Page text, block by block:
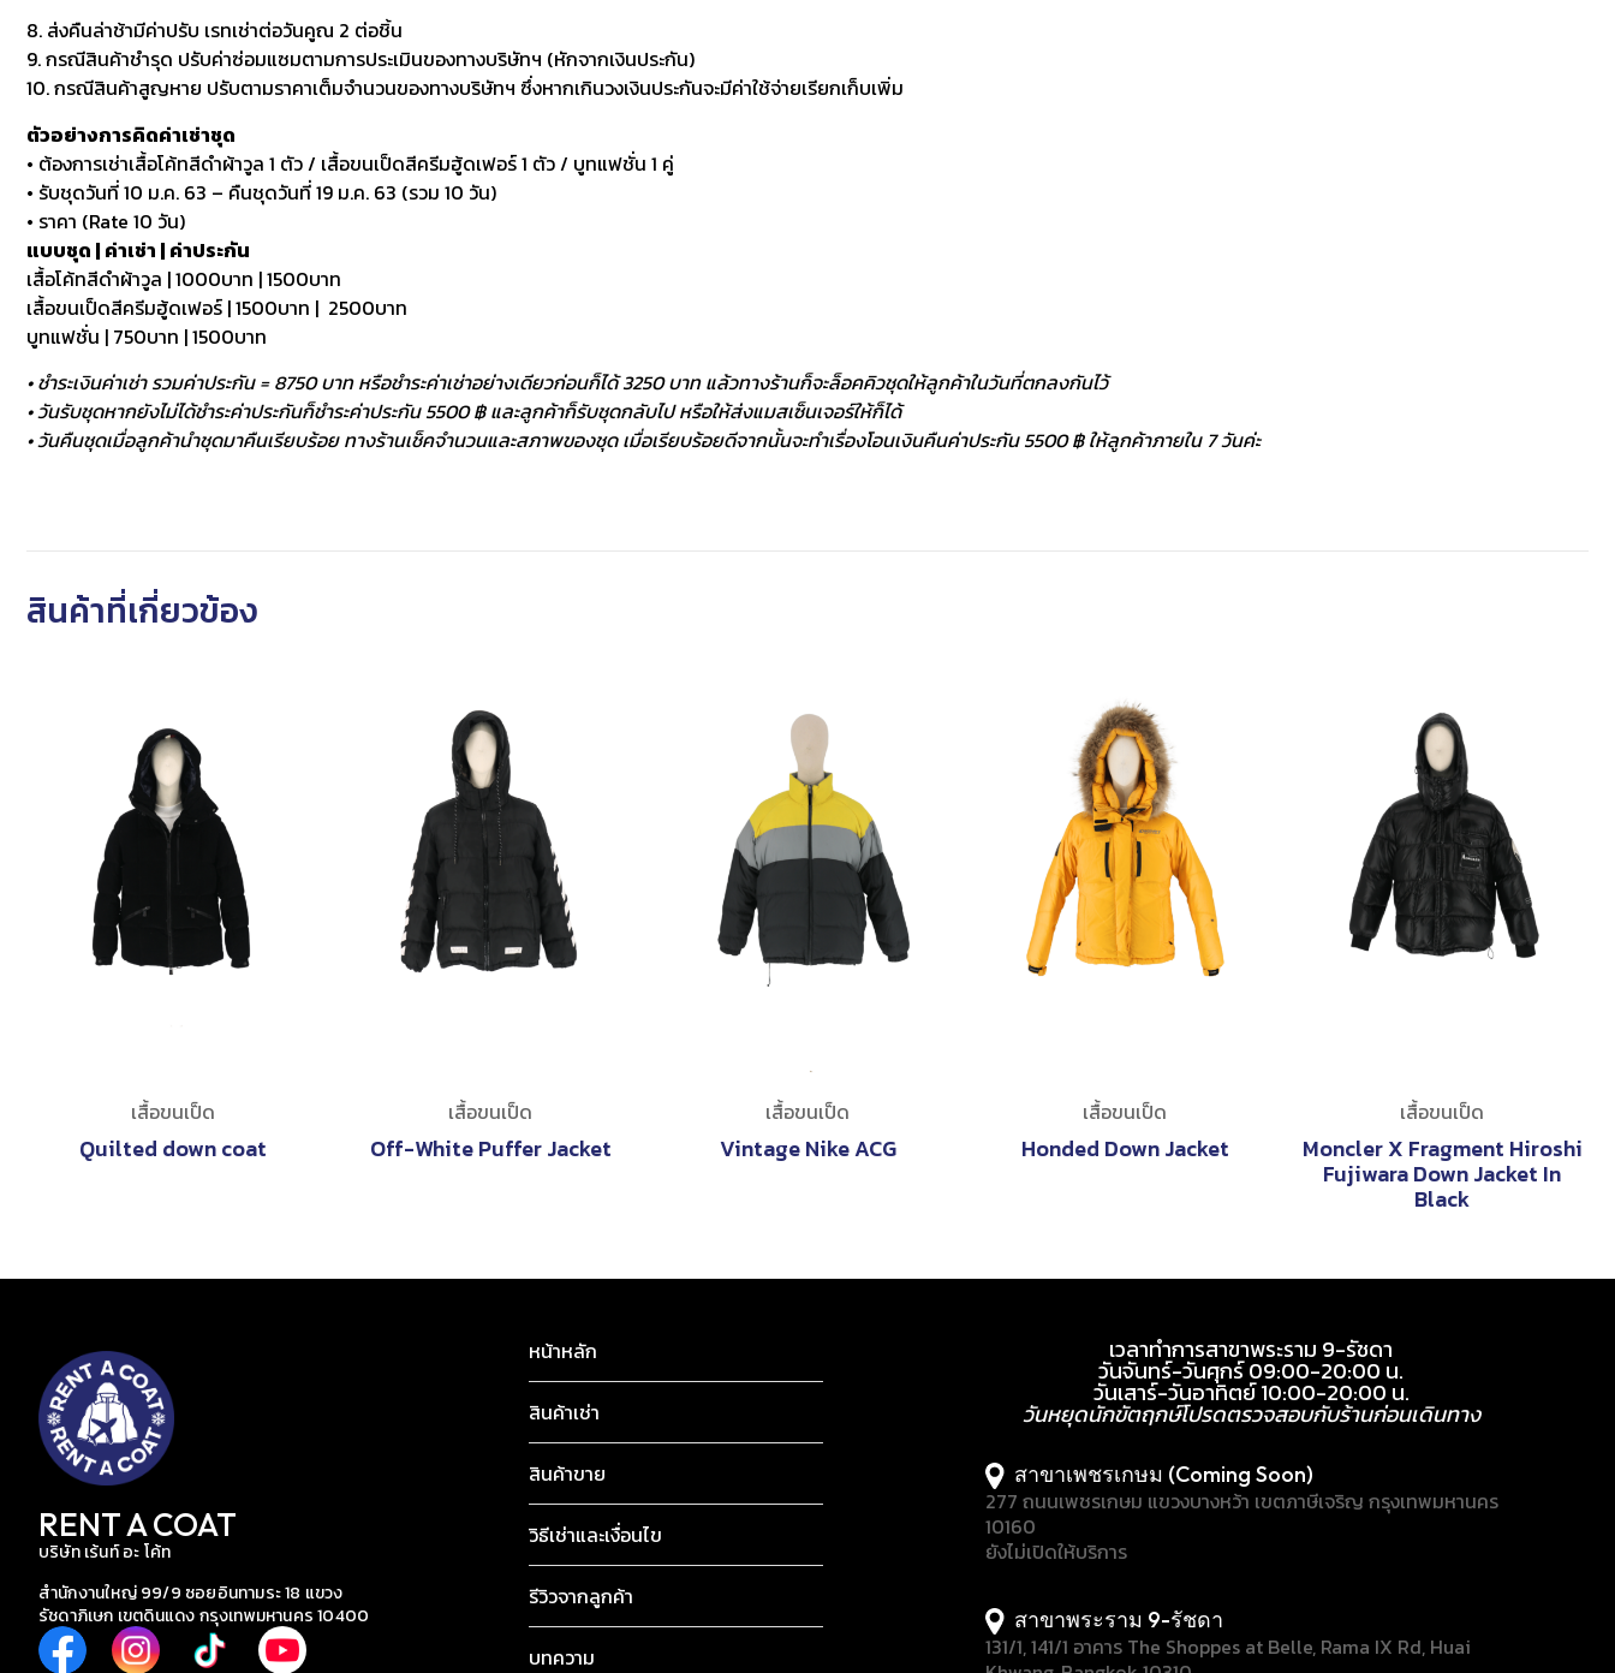
8. ส่งคืนล่าช้ามีค่าปรับ เรทเช่าต่อวันคูณ 2 ต่อชิ้น
9. กรณีสินค้าชำรุด ปรับค่าซ่อมแซมตามการประเมินของทางบริษัทฯ (หักจากเงินประกัน)
10. กรณีสินค้าสูญหาย ปรับตามราคาเต็มจำนวนของทางบริษัทฯ ซึ่งหากเกินวงเงินประกันจะมีค่าใช้จ่ายเรียกเก็บเพิ่ม
ตัวอย่างการคิดค่าเช่าชุด
• ต้องการเช่าเสื้อโค้ทสีดำผ้าวูล 1 ตัว / เสื้อขนเป็ดสีครีมฮู้ดเฟอร์ 1 ตัว / บูทแฟชั่น 1 คู่
• รับชุดวันที่ 10 ม.ค. 63 – คืนชุดวันที่ 19 ม.ค. 63 (รวม 10 วัน)
• ราคา (Rate 10 วัน)
แบบชุด | ค่าเช่า | ค่าประกัน
เสื้อโค้ทสีดำผ้าวูล | 1000บาท | 1500บาท
เสื้อขนเป็ดสีครีมฮู้ดเฟอร์ | 1500บาท | 2500บาท
บูทแฟชั่น | 750บาท | 1500บาท
• ชำระเงินค่าเช่า รวมค่าประกัน = 8750 บาท หรือชำระค่าเช่าอย่างเดียวก่อนก็ได้ 3250 บาท แล้วทางร้านก็จะล็อคคิวชุดให้ลูกค้าในวันที่ตกลงกันไว้
• วันรับชุดหากยังไม่ได้ชำระค่าประกันก็ชำระค่าประกัน 5500 ฿ และลูกค้าก็รับชุดกลับไป หรือให้ส่งแมสเซ็นเจอร์ให้ก็ได้
• วันคืนชุดเมื่อลูกค้านำชุดมาคืนเรียบร้อย ทางร้านเช็คจำนวนและสภาพของชุด เมื่อเรียบร้อยดีจากนั้นจะทำเรื่องโอนเงินคืนค่าประกัน 5500 ฿ ให้ลูกค้าภายใน 7 วันค่ะ
สินค้าที่เกี่ยวข้อง
เสื้อขนเป็ด
Quilted down coat
เสื้อขนเป็ด
Off-White Puffer Jacket
เสื้อขนเป็ด
Vintage Nike ACG
เสื้อขนเป็ด
Honded Down Jacket
เสื้อขนเป็ด
Moncler X Fragment Hiroshi
Fujiwara Down Jacket In
Black
RENT A COAT
บริษัท เร้นท์ อะ โค้ท
สำนักงานใหญ่ 99/9 ซอยอินทามระ 18 แขวง
รัชดาภิเษก เขตดินแดง กรุงเทพมหานคร 10400
หน้าหลัก
สินค้าเช่า
สินค้าขาย
วิธีเช่าและเงื่อนไข
รีวิวจากลูกค้า
บทความ
เวลาทำการสาขาพระราม 9-รัชดา
วันจันทร์-วันศุกร์ 09:00-20:00 น.
วันเสาร์-วันอาทิตย์ 10:00-20:00 น.
วันหยุดนักขัตฤกษ์โปรดตรวจสอบกับร้านก่อนเดินทาง
สาขาเพชรเกษม (Coming Soon)
277 ถนนเพชรเกษม แขวงบางหว้า เขตภาษีเจริญ กรุงเทพมหานคร
10160
ยังไม่เปิดให้บริการ
สาขาพระราม 9-รัชดา
131/1, 141/1 อาคาร The Shoppes at Belle, Rama IX Rd, Huai